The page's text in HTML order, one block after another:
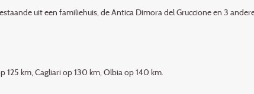
uit een familiehuis, de Antica Dimora del Gruccione en 3
125 km, Cagliari op 130 km, Olbia op 140 km.